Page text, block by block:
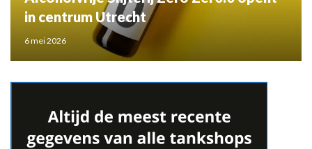
in centrum Utrecht
6 mei 2026